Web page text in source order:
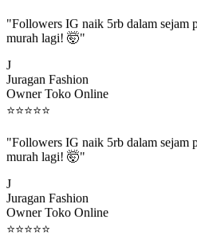
murah lagi! 🤯"
Juragan Fashion
Owner Toko Online
⭐⭐⭐⭐⭐
murah lagi! 🤯"
Juragan Fashion
Owner Toko Online
⭐⭐⭐⭐⭐